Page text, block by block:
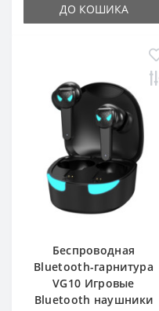
ДО КОШИКА
Беспроводная
Bluetooth-гарнитура
VG10 Игровые
Bluetooth наушники